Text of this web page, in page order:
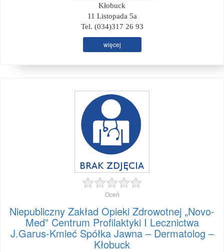
Kłobuck
11 Listopada 5a
Tel. (034)317 26 93
więcej
Oceń
Niepubliczny Zakład Opieki Zdrowotnej „Novo-
Med” Centrum Profilaktyki I Lecznictwa
J.Garus-Kmieć Spółka Jawna – Dermatolog –
Kłobuck